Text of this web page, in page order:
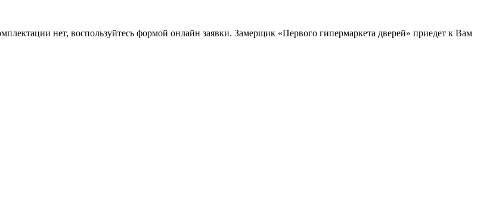
нет, воспользуйтесь формой онлайн заявки. Замерщик «Первого гипермаркета дверей» приедет к Вам